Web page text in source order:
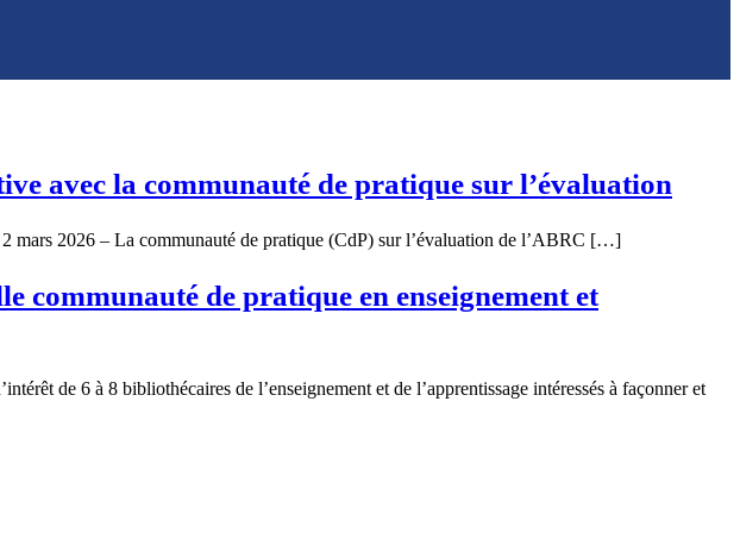
avec la communauté de pratique sur l’évaluation
mars 2026 – La communauté de pratique (CdP) sur l’évaluation de l’ABRC […]
communauté de pratique en enseignement et
de 6 à 8 bibliothécaires de l’enseignement et de l’apprentissage intéressés à façonner et